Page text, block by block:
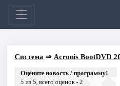
Система ⇒ Acronis BootDVD
Оцените новость / программу!
5 из 5, всего оценок - 2